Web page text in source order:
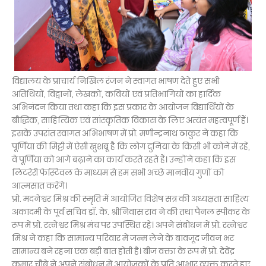
विद्यालय के प्राचार्य निखिल रंजन ने स्वागत भाषण देते हुए सभी
अतिथियों, विद्वानों, लेखकों, कवियों एवं प्रतिभागियों का हार्दिक
अभिनंदन किया तथा कहा कि इस प्रकार के आयोजन विद्यार्थियों के
बौद्धिक, साहित्यिक एवं सांस्कृतिक विकास के लिए अत्यंत महत्वपूर्ण हैं।
इसके उपरांत स्वागत अभिभाषण में प्रो. मणीन्द्रनाथ ठाकुर ने कहा कि
पूर्णिया की मिट्टी में ऐसी खुशबू है कि लोग दुनिया के किसी भी कोने में रहें,
वे पूर्णिया को आगे बढ़ाने का कार्य करते रहते हैं। उन्होंने कहा कि इस
लिटरेरी फेस्टिवल के माध्यम से हम सभी अच्छे मानवीय गुणों को
आत्मसात करेंगे।
प्रो. मदनेश्वर मिश्र की स्मृति में आयोजित विशेष सत्र की अध्यक्षता साहित्य
अकादमी के पूर्व सचिव डॉ. के. श्रीनिवास राव ने की तथा पैनल स्पीकर के
रूप में प्रो. रत्नेश्वर मिश्र मंच पर उपस्थित रहे। अपने संबोधन में प्रो. रत्नेश्वर
मिश्र ने कहा कि सामान्य परिवार में जन्म लेने के बावजूद जीवन भर
सामान्य बने रहना एक बड़ी बात होती है। बीज वक्ता के रूप में प्रो. देवेंद्र